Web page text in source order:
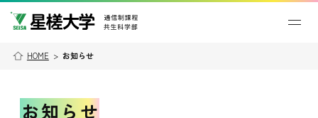
HOME > お知らせ
お知らせ